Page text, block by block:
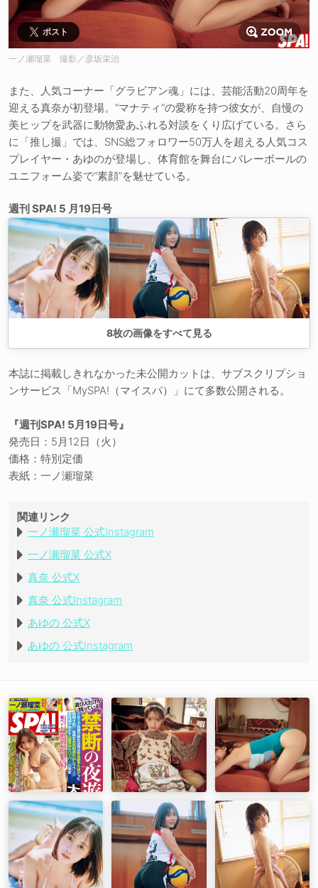
ポスト
一ノ瀬瑠菜 撮影／彦坂栄治
また、人気コーナー「グラビアン魂」には、芸能活動20周年を
迎える真奈が初登場。“マナティ”の愛称を持つ彼女が、自慢の
美ヒップを武器に動物愛あふれる対談をくり広げている。さら
に「推し撮」では、SNS総フォロワー50万人を超える人気コス
プレイヤー・あゆのが登場し、体育館を舞台にバレーボールの
ユニフォーム姿で“素顔”を魅せている。
週刊 SPA! 5 月19日号
8枚の画像をすべて見る
本誌に掲載しきれなかった未公開カットは、サブスクリプショ
ンサービス「MySPA!（マイスパ）」にて多数公開される。
『週刊SPA! 5月19日号』
発売日：5月12日（火）
価格：特別定価
表紙：一ノ瀬瑠菜
関連リンク
一ノ瀬瑠菜 公式Instagram
一ノ瀬瑠菜 公式X
真奈 公式X
真奈 公式Instagram
あゆの 公式X
あゆの 公式Instagram